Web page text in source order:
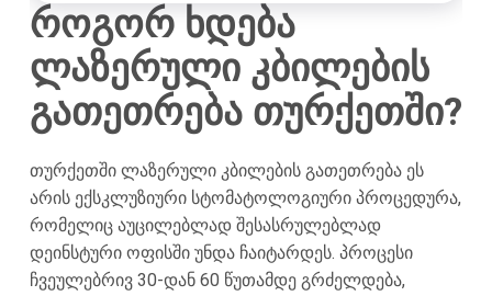
როგორ ხდება
ლაზერული კბილების
გათეთრება თურქეთში?
თურქეთში ლაზერული კბილების გათეთრება ეს
არის ექსკლუზიური სტომატოლოგიური პროცედურა,
რომელიც აუცილებლად შესასრულებლად
დეინსტური ოფისში უნდა ჩაიტარდეს. პროცესი
ჩვეულებრივ 30-დან 60 წუთამდე გრძელდება,